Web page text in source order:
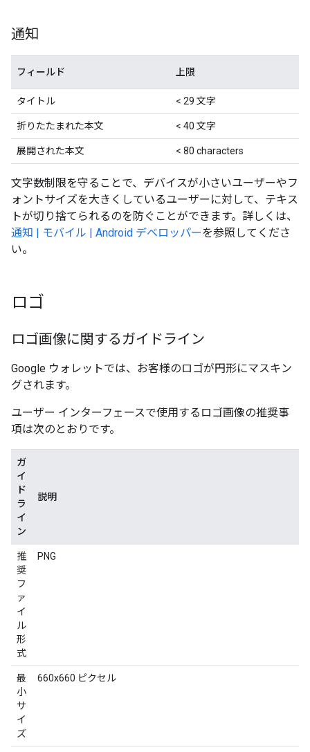
通知
フィールド 上限
タイトル < 29 文字
折りたたまれた本文 < 40 文字
展開された本文 < 80 characters
文字数制限を守ることで、デバイスが小さいユーザーやフ
ォントサイズを大きくしているユーザーに対して、テキス
トが切り捨てられるのを防ぐことができます。詳しくは、
通知 | モバイル | Android デベロッパーを参照してくださ
い。
ロゴ
ロゴ画像に関するガイドライン
Google ウォレットでは、お客様のロゴが円形にマスキン
グされます。
ユーザー インターフェースで使用するロゴ画像の推奨事
項は次のとおりです。
ガ
イ
ド
ラ
イ
ン
説明
推
奨
フ
ァ
イ
ル
形
式
PNG
最
小
サ
イ
ズ
660x660 ピクセル